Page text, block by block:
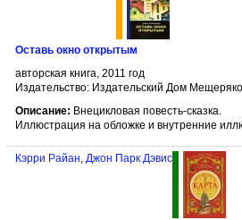
Оставь окно открытым
авторская книга, 2011 год
Издательство: Издательский Дом
Описание: Внецикловая повесть-сказка.
Иллюстрация на обложке и внутренние
Кэрри Райан Джон Парк Дэвис